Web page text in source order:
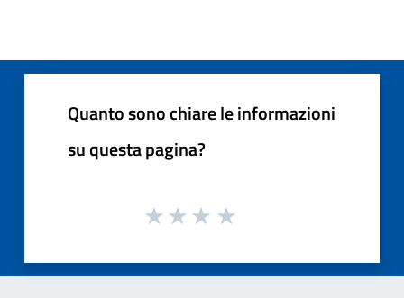
Quanto sono chiare le informazioni
su questa pagina?